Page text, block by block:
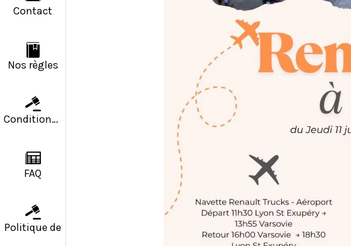
Contact
Nos règles
Conditions g
FAQ
Politique de